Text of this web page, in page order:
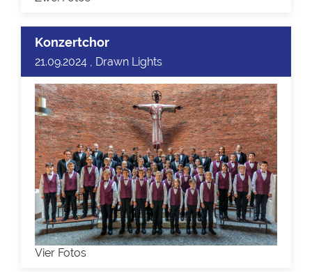
Konzertchor
21.09.2024 , Drawn Lights
Vier Fotos